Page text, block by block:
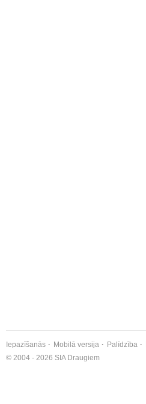
Iepazīšanās Mobilā versija Palīdzība
© 2004 - 2026 SIA Draugiem